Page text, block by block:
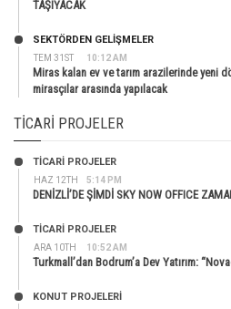
TAŞIYACAK
TEM 31ST 10:12 AM
SEKTÖRDEN GELIŞMELER
Miras kalan ev ve tarım arazilerinde yeni
mirasçılar arasında yapılacak
TICARI PROJELER
HAZ 12TH 5:14 PM
TİCARİ PROJELER
DENİZLİ’DE ŞİMDİ SKY NOW OFFICE
ARA 10TH 10:52 AM
TİCARİ PROJELER
Turkmall’dan Bodrum’a Dev Yatırım:
KONUT PROJELERI